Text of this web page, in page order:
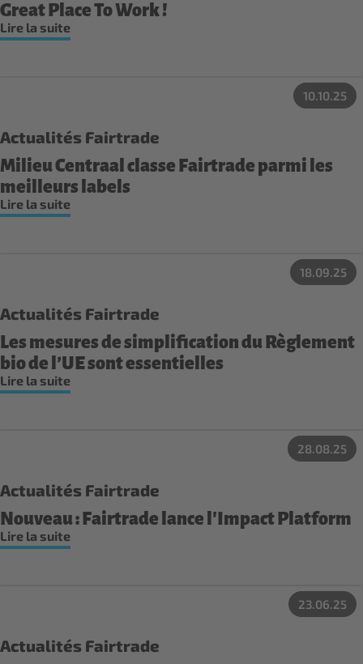
Great Place To Work !
Lire la suite
10.10.25
Actualités Fairtrade
Milieu Centraal classe Fairtrade parmi les
meilleurs labels
Lire la suite
18.09.25
Actualités Fairtrade
Les mesures de simplification du Règlement
bio de l’UE sont essentielles
Lire la suite
28.08.25
Actualités Fairtrade
Nouveau : Fairtrade lance l'Impact Platform
Lire la suite
23.06.25
Actualités Fairtrade